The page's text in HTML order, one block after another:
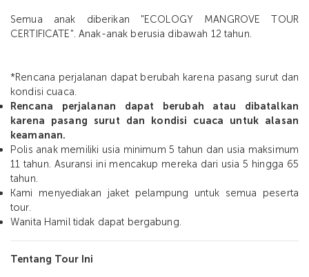
Semua anak diberikan "ECOLOGY MANGROVE TOUR
CERTIFICATE". Anak-anak berusia dibawah 12 tahun.
*Rencana perjalanan dapat berubah karena pasang surut dan
kondisi cuaca.
Rencana perjalanan dapat berubah atau dibatalkan
karena pasang surut dan kondisi cuaca untuk alasan
keamanan.
Polis anak memiliki usia minimum 5 tahun dan usia maksimum
11 tahun. Asuransi ini mencakup mereka dari usia 5 hingga 65
tahun.
Kami menyediakan jaket pelampung untuk semua peserta
tour.
Wanita Hamil tidak dapat bergabung.
Tentang Tour Ini